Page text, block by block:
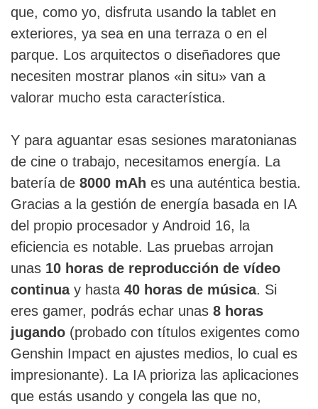
que, como yo, disfruta usando la tablet en
exteriores, ya sea en una terraza o en el
parque. Los arquitectos o diseñadores que
necesiten mostrar planos «in situ» van a
valorar mucho esta característica.
Y para aguantar esas sesiones maratonianas
de cine o trabajo, necesitamos energía. La
batería de 8000 mAh es una auténtica bestia.
Gracias a la gestión de energía basada en IA
del propio procesador y Android 16, la
eficiencia es notable. Las pruebas arrojan
unas 10 horas de reproducción de vídeo
continuay hasta 40 horas de música. Si
eres gamer, podrás echar unas 8 horas
jugando (probado con títulos exigentes como
Genshin Impact en ajustes medios, lo cual es
impresionante). La IA prioriza las aplicaciones
que estás usando y congela las que no,